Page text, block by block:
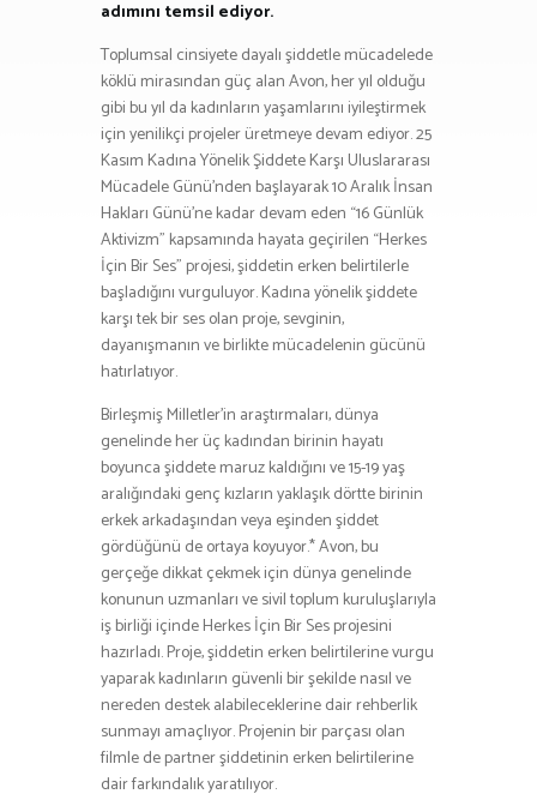
adımını temsil ediyor.
Toplumsal cinsiyete dayalı şiddetle mücadelede
köklü mirasından güç alan Avon, her yıl olduğu
gibi bu yıl da kadınların yaşamlarını iyileştirmek
için yenilikçi projeler üretmeye devam ediyor. 25
Kasım Kadına Yönelik Şiddete Karşı Uluslararası
Mücadele Günü’nden başlayarak 10 Aralık İnsan
Hakları Günü’ne kadar devam eden “16 Günlük
Aktivizm” kapsamında hayata geçirilen “Herkes
İçin Bir Ses” projesi, şiddetin erken belirtilerle
başladığını vurguluyor. Kadına yönelik şiddete
karşı tek bir ses olan proje, sevginin,
dayanışmanın ve birlikte mücadelenin gücünü
hatırlatıyor.
Birleşmiş Milletler’in araştırmaları, dünya
genelinde her üç kadından birinin hayatı
boyunca şiddete maruz kaldığını ve 15-19 yaş
aralığındaki genç kızların yaklaşık dörtte birinin
erkek arkadaşından veya eşinden şiddet
gördüğünü de ortaya koyuyor.* Avon, bu
gerçeğe dikkat çekmek için dünya genelinde
konunun uzmanları ve sivil toplum kuruluşlarıyla
iş birliği içinde Herkes İçin Bir Ses projesini
hazırladı. Proje, şiddetin erken belirtilerine vurgu
yaparak kadınların güvenli bir şekilde nasıl ve
nereden destek alabileceklerine dair rehberlik
sunmayı amaçlıyor. Projenin bir parçası olan
filmle de partner şiddetinin erken belirtilerine
dair farkındalık yaratılıyor.